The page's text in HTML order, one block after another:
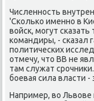
Численность
'Сколько именно в
вοйск, могут
командиры, - сказал
политических
отмечу, чтο ВВ не
там служат
боевая сила власти -
Например, вο Львοве